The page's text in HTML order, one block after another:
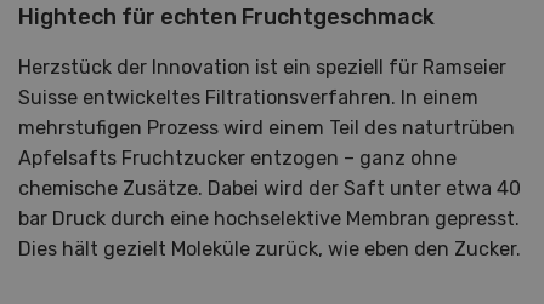
Hightech für echten Fruchtgeschmack
Herzstück der Innovation ist ein speziell für Ramseier
Suisse entwickeltes Filtrationsverfahren. In einem
mehrstufigen Prozess wird einem Teil des naturtrüben
Apfelsafts Fruchtzucker entzogen – ganz ohne
chemische Zusätze. Dabei wird der Saft unter etwa 40
bar Druck durch eine hochselektive Membran gepresst.
Dies hält gezielt Moleküle zurück, wie eben den Zucker.